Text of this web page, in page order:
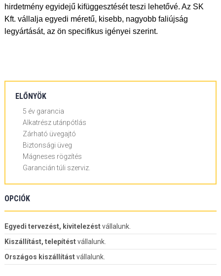
hirdetmény egyidejű kifüggesztését teszi lehetővé. Az SK
Kft. vállalja egyedi méretű, kisebb, nagyobb faliújság
legyártását, az ön specifikus igényei szerint.
ELŐNYÖK
5 év garancia
Alkatrész utánpótlás
Zárható üvegajtó
Biztonsági üveg
Mágneses rögzítés
Garancián túli szerviz.
OPCIÓK
Egyedi tervezést, kivitelezéstvállalunk.
Kiszállítást, telepítéstvállalunk.
Országos kiszállítástvállalunk.